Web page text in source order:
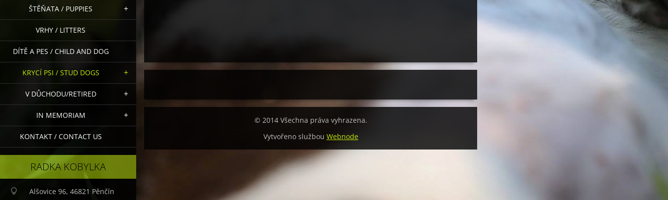
ŠTĚŇATA / PUPPIES
VRHY / LITTERS
DÍTĚ A PES / CHILD AND DOG
KRYCÍ PSI / STUD DOGS
V DŮCHODU/RETIRED
IN MEMORIAM
KONTAKT / CONTACT US
RADKA KOBYLKA
Alšovice 96, 46821 Pěnčín
© 2014 Všechna práva vyhrazena.
Vytvořeno službou Webnode